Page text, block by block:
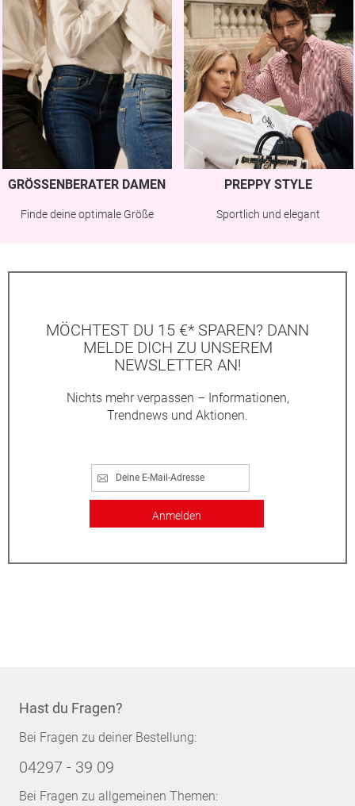
GRÖSSENBERATER DAMEN
Finde deine optimale Größe
PREPPY STYLE
Sportlich und elegant
MÖCHTEST DU 15 €* SPAREN? DANN
MELDE DICH ZU UNSEREM
NEWSLETTER AN!
Nichts mehr verpassen – Informationen,
Trendnews und Aktionen.
Anmelden
Hast du Fragen?
Bei Fragen zu deiner Bestellung:
04297 - 39 09
Bei Fragen zu allgemeinen Themen: